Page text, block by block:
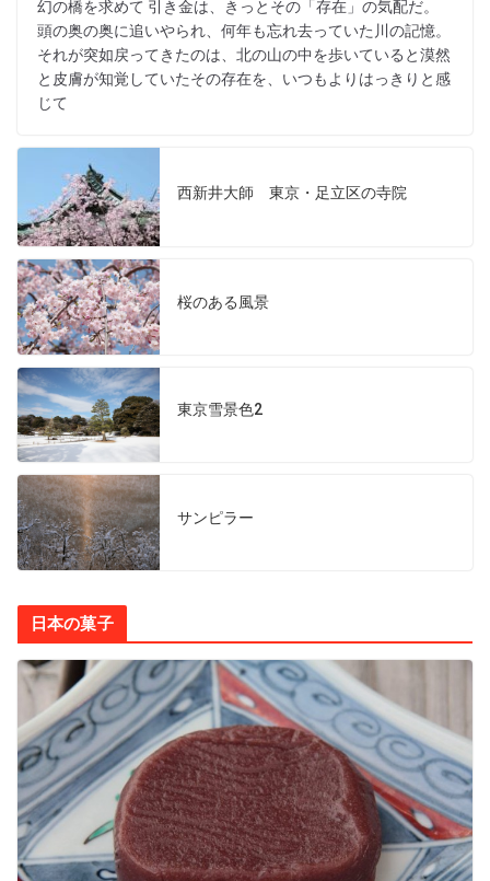
幻の橋を求めて 引き金は、きっとその「存在」の気配だ。
頭の奥の奥に追いやられ、何年も忘れ去っていた川の記憶。
それが突如戻ってきたのは、北の山の中を歩いていると漠然
と皮膚が知覚していたその存在を、いつもよりはっきりと感
じて
西新井大師 東京・足立区の寺院
桜のある風景
東京雪景色2
サンピラー
日本の菓子